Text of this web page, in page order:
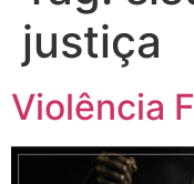
justiça
Violência